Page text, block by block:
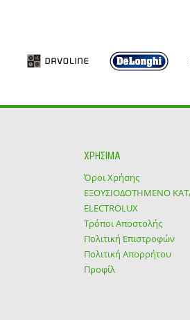
ΧΡΗΣΙΜΑ
Όροι Χρήσης
ΕΞΟΥΣΙΟΔΟΤΗΜΕΝΟ
ELECTROLUX
Τρόποι Αποστολής
Πολιτική Επιστροφών
Πολιτική Απορρήτου
Προφίλ